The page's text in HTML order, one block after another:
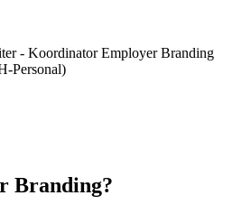
- Koordinator Employer Branding
Personal)
Branding?